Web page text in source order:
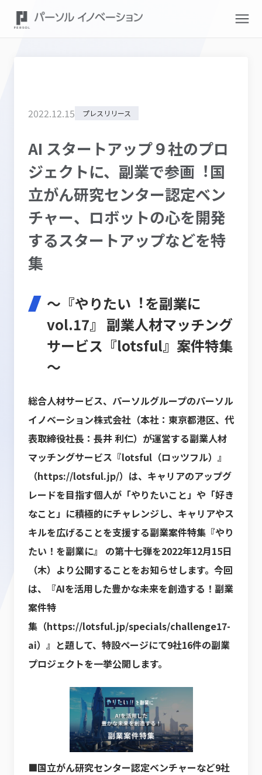
2022.12.15 プレスリリース
AI スタートアップ９社のプロ
ジェクトに、副業で参画︕国
立がん研究センター認定ベン
チャー、ロボットの心を開発
するスタートアップなどを特
集
～『やりたい︕を副業に
vol.17』 副業人材マッチング
サービス『lotsful』案件特集
～
総合人材サービス、パーソルグループのパーソル
イノベーション株式会社（本社：東京都港区、代
表取締役社長：長井 利仁）が運営する副業人材
マッチングサービス『lotsful（ロッツフル）』
（https://lotsful.jp/） は、キャリアのアップグ
レードを目指す個人が「やりたいこと」や「好き
なこと」に積極的にチャレンジし、 キャリアやス
キルを広げることを支援する副業案件特集『やり
たい！を副業に』 の第十七弾を2022年12月15日
（木）より公開することをお知らせします。今回
は、『AIを活用した豊かな未来を創造する！副業
案件特
集 （https://lotsful.jp/specials/challenge17-
ai）』と題して、特設ページにて9社16件の副業
プロジェクトを一挙公開します。
■国立がん研究センター認定ベンチャーなど9社